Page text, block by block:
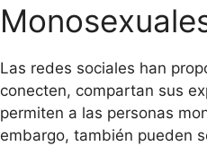
Las redes sociales han
conecten, compartan sus
permiten a las personas
embargo, también pueden